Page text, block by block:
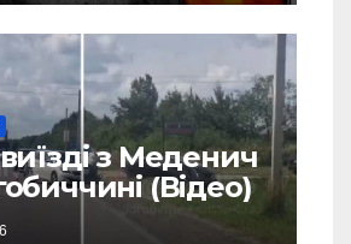
з Меденич
(Відео)